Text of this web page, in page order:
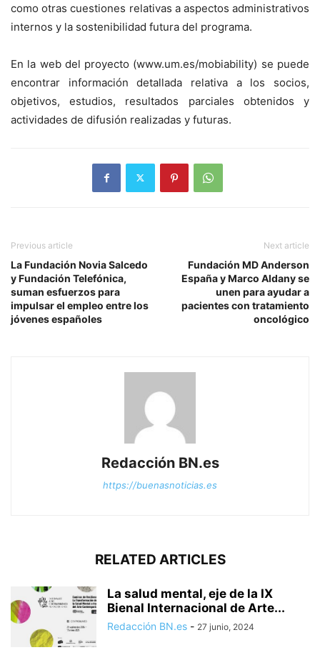
como otras cuestiones relativas a aspectos administrativos
internos y la sostenibilidad futura del programa.
En la web del proyecto (www.um.es/mobiability) se puede
encontrar información detallada relativa a los socios,
objetivos, estudios, resultados parciales obtenidos y
actividades de difusión realizadas y futuras.
Previous article
La Fundación Novia Salcedo
y Fundación Telefónica,
suman esfuerzos para
impulsar el empleo entre los
jóvenes españoles
Next article
Fundación MD Anderson
España y Marco Aldany se
unen para ayudar a
pacientes con tratamiento
oncológico
Redacción BN.es
https://buenasnoticias.es
RELATED ARTICLES
La salud mental, eje de la IX
Bienal Internacional de Arte...
Redacción BN.es - 27 junio, 2024